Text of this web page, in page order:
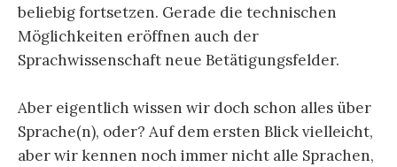
beliebig fortsetzen. Gerade die technischen
Möglichkeiten eröffnen auch der
Sprachwissenschaft neue Betätigungsfelder.
Aber eigentlich wissen wir doch schon alles über
Sprache(n), oder? Auf dem ersten Blick vielleicht,
aber wir kennen noch immer nicht alle Sprachen,